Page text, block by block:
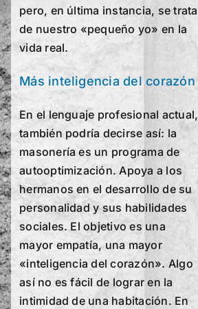
pero, en última instancia, se trata
de nuestro «pequeño yo» en la
vida real.
Más inteligencia delcorazón
En el lenguaje profesional actual,
también podría decirse así: la
masonería es un programa de
autooptimización. Apoya a los
hermanos en el desarrollo de su
personalidad y sus habilidades
sociales. El objetivo es una
mayor empatía, una mayor
«inteligencia del corazón». Algo
así no es fácil de lograr en la
intimidad de una habitación. En